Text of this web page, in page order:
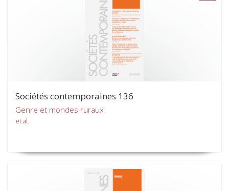
Sociétés contemporaines 136
Genre et mondes ruraux
et al.